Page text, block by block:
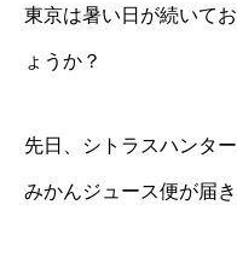
東京は暑い日が続いて
ょうか？
先日、シトラスハンタ
みかんジュース便が届き